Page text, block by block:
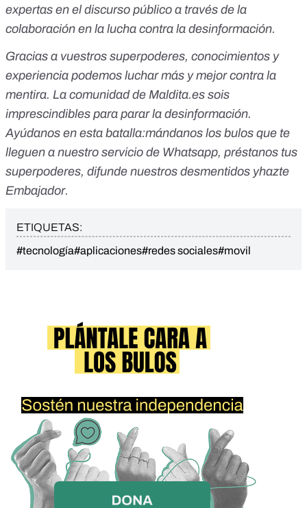
expertas en el discurso público a través de la
colaboración en la lucha contra la desinformación.
Gracias a vuestros superpoderes, conocimientos y
experiencia podemos luchar más y mejor contra la
mentira. La comunidad de Maldita.es sois
imprescindibles para parar la desinformación.
Ayúdanos en esta batalla:mándanos los bulos que te
lleguen a nuestro servicio de Whatsapp, préstanos tus
superpoderes, difunde nuestros desmentidos yhazte
Embajador.
ETIQUETAS:
#tecnología#aplicaciones#redes sociales#movil